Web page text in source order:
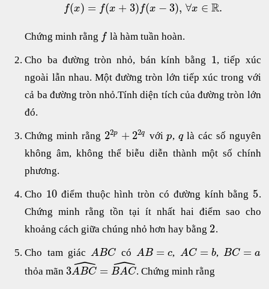
f(x) = f(x + 3) f(x − 3), ∀x ∈ R.
Chứng minh rằng f là hàm tuần hoàn.
Cho ba đường tròn nhỏ, bán kính bằng 1, tiếp xúc
ngoài lẫn nhau. Một đường tròn lớn tiếp xúc trong với
cả ba đường tròn nhỏ.Tính diện tích của đường tròn lớn
đó.
Chứng minh rằng 22p + 22q vớip, qlà các số nguyên
không âm, không thể biễu diễn thành một số chính
phương.
Cho 10 điểm thuộc hình tròn có đường kính bằng 5.
Chứng minh rằng tồn tại ít nhất hai điểm sao cho
khoảng cách giữa chúng nhỏ hơn hay bằng 2.
Cho tam giácABC có AB = c, AC = b,BC = a
thỏa mãn3ABC
ˆ = BAC
ˆ. Chứng minh rằng